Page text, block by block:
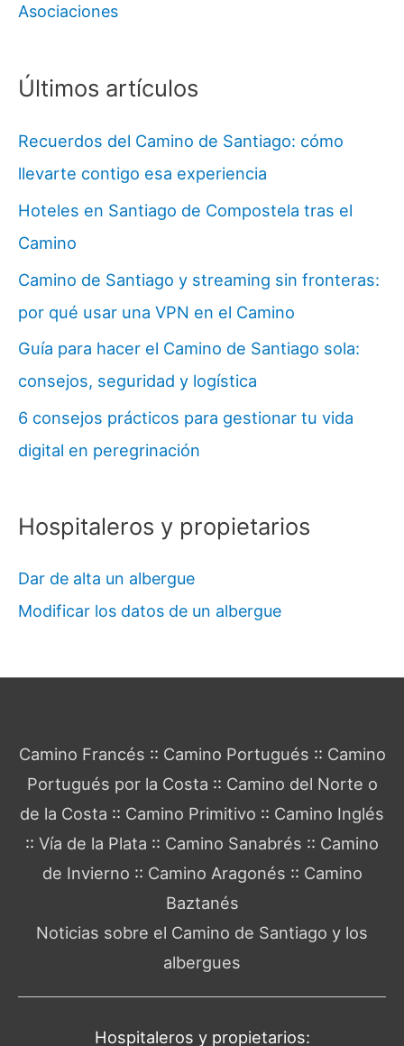
Asociaciones
Últimos artículos
Recuerdos del Camino de Santiago: cómo
llevarte contigo esa experiencia
Hoteles en Santiago de Compostela tras el
Camino
Camino de Santiago y streaming sin fronteras:
por qué usar una VPN en el Camino
Guía para hacer el Camino de Santiago sola:
consejos, seguridad y logística
6 consejos prácticos para gestionar tu vida
digital en peregrinación
Hospitaleros y propietarios
Dar de alta un albergue
Modificar los datos de un albergue
Camino Francés :: Camino Portugués :: Camino
Portugués por la Costa :: Camino del Norte o
de la Costa :: Camino Primitivo :: Camino Inglés
:: Vía de la Plata :: Camino Sanabrés :: Camino
de Invierno :: Camino Aragonés :: Camino
Baztanés
Noticias sobre el Camino de Santiago y los
albergues
Hospitaleros y propietarios: